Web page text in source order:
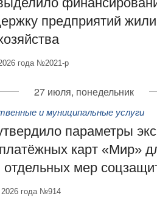
предприятий
года №2021-р
27 июля, понедельник
и муниципальные услуги
параметры
карт «Мир»
отдельных мер
2026 года №914